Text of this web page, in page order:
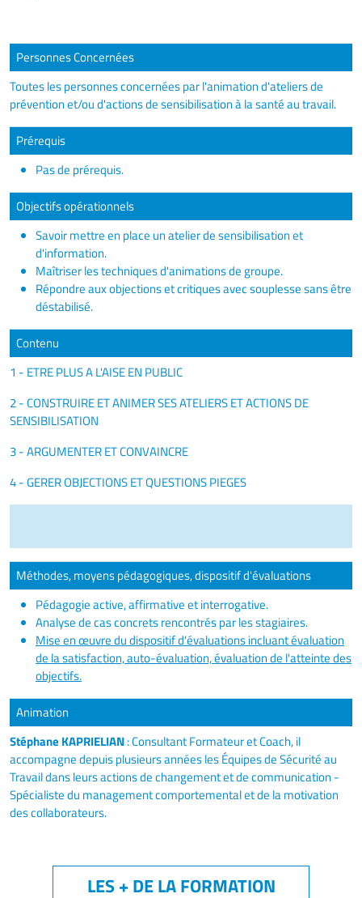
Personnes Concernées
Toutes les personnes concernées par l'animation d'ateliers de
prévention et/ou d'actions de sensibilisation à la santé au travail.
Prérequis
Pas de prérequis.
Objectifs opérationnels
Savoir mettre en place un atelier de sensibilisation et
d'information.
Maîtriser les techniques d'animations de groupe.
Répondre aux objections et critiques avec souplesse sans être
déstabilisé.
Contenu
1 - ETRE PLUS A L'AISE EN PUBLIC
2 - CONSTRUIRE ET ANIMER SES ATELIERS ET ACTIONS DE
SENSIBILISATION
3 - ARGUMENTER ET CONVAINCRE
4 - GERER OBJECTIONS ET QUESTIONS PIEGES
Méthodes, moyens pédagogiques, dispositif d'évaluations
Pédagogie active, affirmative et interrogative.
Analyse de cas concrets rencontrés par les stagiaires.
Mise en œuvre du dispositif d'évaluations incluant évaluation
de la satisfaction, auto-évaluation, évaluation de l'atteinte des
objectifs.
Animation
Stéphane KAPRIELIAN: Consultant Formateur et Coach, il
accompagne depuis plusieurs années les Équipes de Sécurité au
Travail dans leurs actions de changement et de communication -
Spécialiste du management comportemental et de la motivation
des collaborateurs.